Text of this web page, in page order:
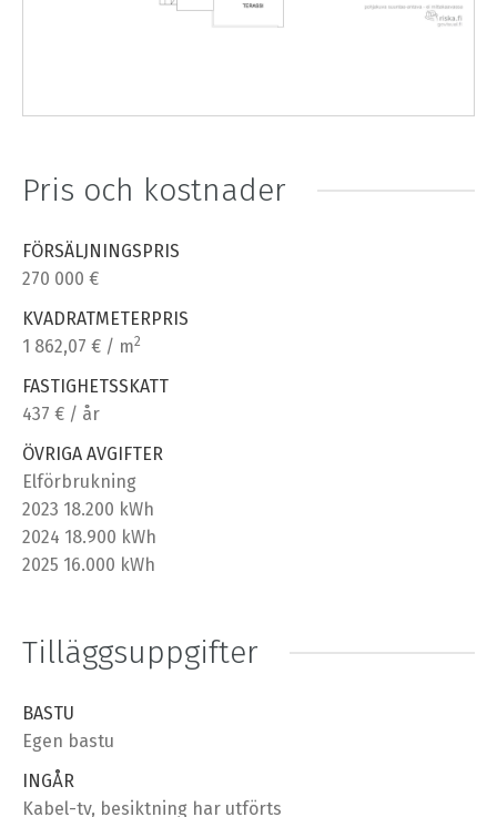
Pris och kostnader
FÖRSÄLJNINGSPRIS
270 000 €
KVADRATMETERPRIS
1 862,07 € / m2
FASTIGHETSSKATT
437 € / år
ÖVRIGA AVGIFTER
Elförbrukning
2023 18.200 kWh
2024 18.900 kWh
2025 16.000 kWh
Tilläggsuppgifter
BASTU
Egen bastu
INGÅR
Kabel-tv, besiktning har utförts